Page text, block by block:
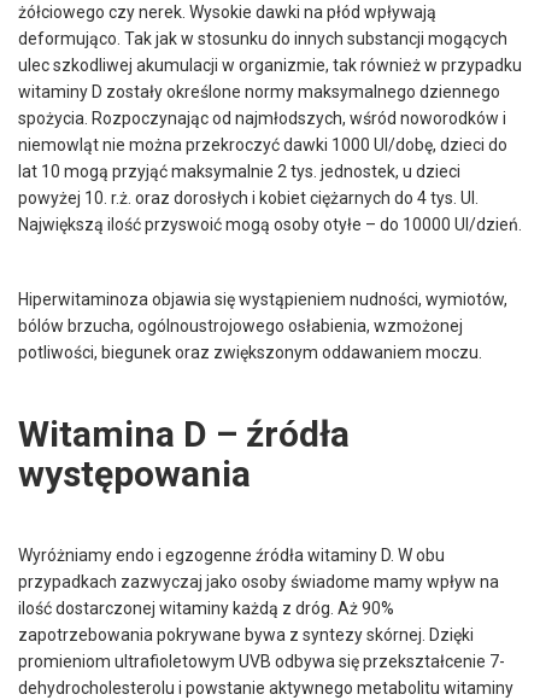
żółciowego czy nerek. Wysokie dawki na płód wpływają
deformująco. Tak jak w stosunku do innych substancji mogących
ulec szkodliwej akumulacji w organizmie, tak również w przypadku
witaminy D zostały określone normy maksymalnego dziennego
spożycia. Rozpoczynając od najmłodszych, wśród noworodków i
niemowląt nie można przekroczyć dawki 1000 UI/dobę, dzieci do
lat 10 mogą przyjąć maksymalnie 2 tys. jednostek, u dzieci
powyżej 10. r.ż. oraz dorosłych i kobiet ciężarnych do 4 tys. UI.
Największą ilość przyswoić mogą osoby otyłe – do 10000 UI/dzień.
Hiperwitaminoza objawia się wystąpieniem nudności, wymiotów,
bólów brzucha, ogólnoustrojowego osłabienia, wzmożonej
potliwości, biegunek oraz zwiększonym oddawaniem moczu.
Witamina D – źródła
występowania
Wyróżniamy endo i egzogenne źródła witaminy D. W obu
przypadkach zazwyczaj jako osoby świadome mamy wpływ na
ilość dostarczonej witaminy każdą z dróg. Aż 90%
zapotrzebowania pokrywane bywa z syntezy skórnej. Dzięki
promieniom ultrafioletowym UVB odbywa się przekształcenie 7-
dehydrocholesterolu i powstanie aktywnego metabolitu witaminy